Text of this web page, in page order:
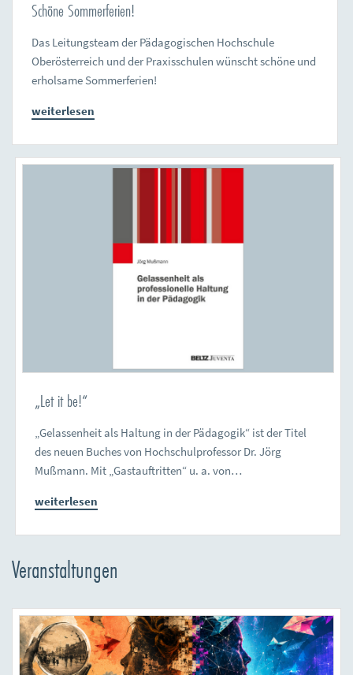
Schöne Sommerferien!
Das Leitungsteam der Pädagogischen Hochschule
Oberösterreich und der Praxisschulen wünscht schöne und
erholsame Sommerferien!
weiterlesen
„Let it be!“
„Gelassenheit als Haltung in der Pädagogik“ ist der Titel
des neuen Buches von Hochschulprofessor Dr. Jörg
Mußmann. Mit „Gastauftritten“ u. a. von…
weiterlesen
Veranstaltungen